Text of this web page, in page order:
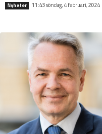
Nyheter 11:43 söndag, 4 februari, 2024